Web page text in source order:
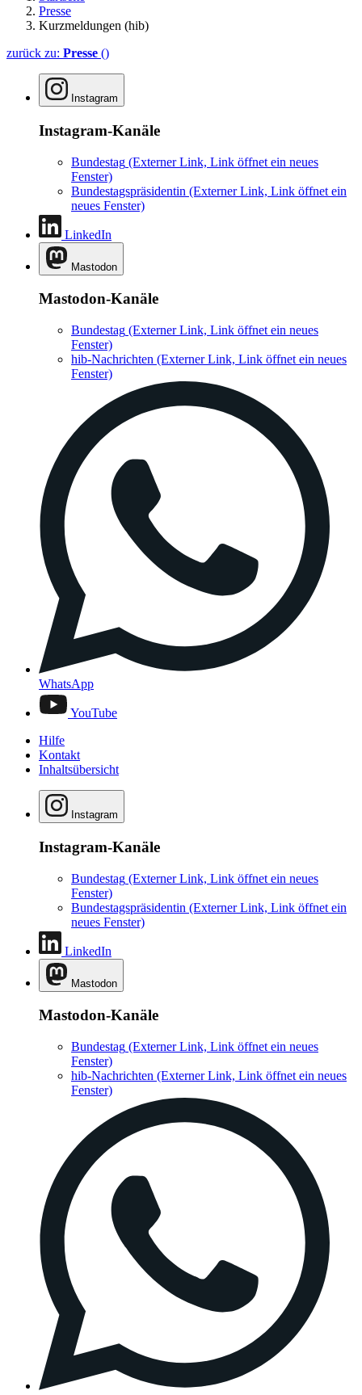
Presse
Kurzmeldungen (hib)
zurück zu: Presse ()
Instagram
Instagram-Kanäle
Bundestag (Externer Link, Link öffnet ein neues
Fenster)
Bundestagspräsidentin (Externer Link, Link öffnet ein
neues Fenster)
LinkedIn
Mastodon
Mastodon-Kanäle
Bundestag (Externer Link, Link öffnet ein neues
Fenster)
hib-Nachrichten (Externer Link, Link öffnet ein neues
Fenster)
WhatsApp
YouTube
Hilfe
Kontakt
Inhaltsübersicht
Instagram
Instagram-Kanäle
Bundestag (Externer Link, Link öffnet ein neues
Fenster)
Bundestagspräsidentin (Externer Link, Link öffnet ein
neues Fenster)
LinkedIn
Mastodon
Mastodon-Kanäle
Bundestag (Externer Link, Link öffnet ein neues
Fenster)
hib-Nachrichten (Externer Link, Link öffnet ein neues
Fenster)